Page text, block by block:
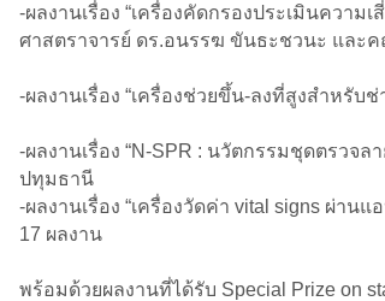
-ผลงานเรื่อง “เครื่องคัดกรองประเมินควา
ศาสตราจารย์ ดร.อนรรฆ ขันธะชวนะ และ
-ผลงานเรื่อง “เครื่องช่วยขึ้น-ลงที่สูงสำหรั
-ผลงานเรื่อง “N-SPR : นวัตกรรมชุดตรว
ปทุมธานี
-ผลงานเรื่อง “เครื่องวัดค่า vital signs ผ่า
17 ผลงาน
พร้อมด้วยผลงานที่ได้รับ Special Prize on